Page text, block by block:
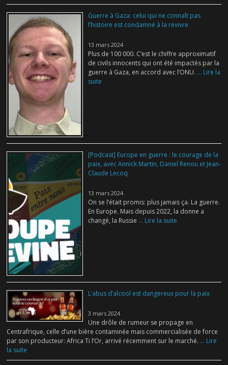
Guerre à Gaza: celui qui ne connaît pas
l’histoire est condamné à la revivre
13 mars 2024
Plus de 100 000. C’est le chiffre approximatif
de civils innocents qui ont été impactés par la
guerre à Gaza, en accord avec l’ONU. ... Lire la
suite
[Podcast] Europe en guerre : le courage de la
paix, avec Annick Martin, Daniel Renou et Jean-
Claude Lecoq
13 mars 2024
On se l’était promis: plus jamais ça. La guerre.
En Europe. Mais depuis 2022, la donne a
changé, la Russie ... Lire la suite
L’abus d’alcool est dangereux pour la paix
3 mars 2024
Une drôle de rumeur se propage en
Centrafrique, celle d’une bière contaminée mais commercialisée de force
par son producteur: Africa Ti l’Or, arrivé récemment sur le marché. ... Lire
la suite